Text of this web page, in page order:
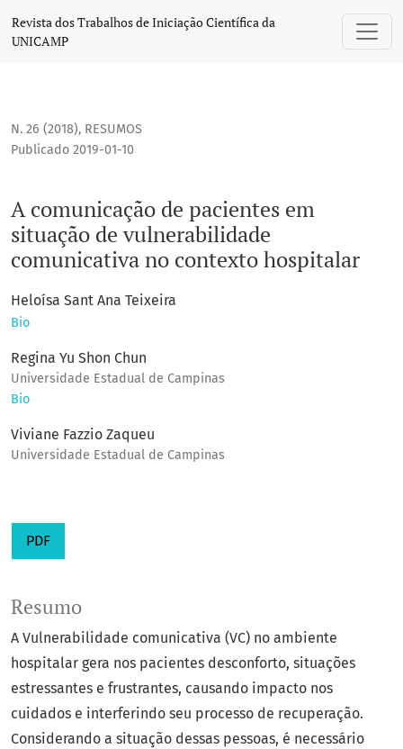
A comunicação de pacientes em situação de
Revista dos Trabalhos de Iniciação Científica da
UNICAMP
N. 26 (2018), RESUMOS
A comunicação de pacientes em
situação de vulnerabilidade
comunicativa no contexto hospitalar
Publicado 2019-01-10
Heloísa Sant Ana Teixeira
Bio
Regina Yu Shon Chun
Universidade Estadual de Campinas
Bio
Viviane Fazzio Zaqueu
Universidade Estadual de Campinas
PDF
Resumo
A Vulnerabilidade comunicativa (VC) no ambiente
hospitalar gera nos pacientes desconforto, situações
estressantes e frustrantes, causando impacto nos
cuidados e interferindo seu processo de recuperação.
Considerando a situação dessas pessoas, é necessário